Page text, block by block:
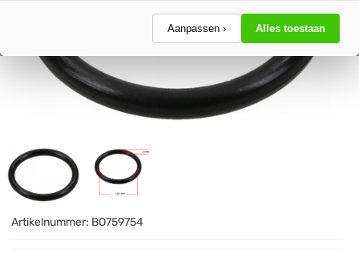
Aanpassen › Alles toestaan
Artikelnummer: BO759754